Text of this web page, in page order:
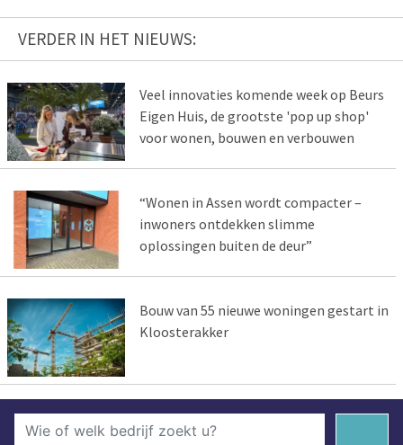
VERDER IN HET NIEUWS:
Veel innovaties komende week op Beurs
Eigen Huis, de grootste 'pop up shop'
voor wonen, bouwen en verbouwen
“Wonen in Assen wordt compacter –
inwoners ontdekken slimme
oplossingen buiten de deur”
Bouw van 55 nieuwe woningen gestart in
Kloosterakker